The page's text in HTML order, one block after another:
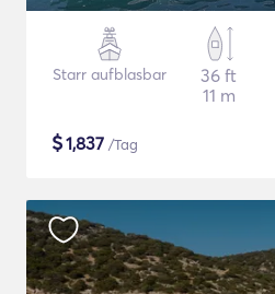
Starr aufblasbar
36 ft
11 m
$1,837 /Tag